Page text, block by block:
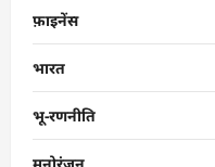
फ़ाइनेंस
भारत
भू-रणनीति